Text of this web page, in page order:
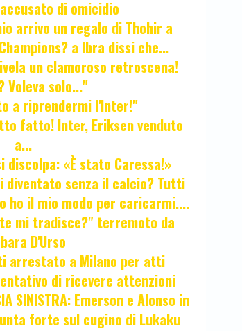
di omicidio
arrivo un regalo di Thohir a
a Ibra dissi che...
un clamoroso retroscena!
Voleva solo..."
a riprendermi l'Inter!"
fatto! Inter, Eriksen venduto
a...
discolpa: «È stato Caressa!»
diventato senza il calcio? Tutti
ho il mio modo per caricarmi....
mi tradisce?" terremoto da
D'Urso
arrestato a Milano per atti
di ricevere attenzioni
SINISTRA: Emerson e Alonso in
forte sul cugino di Lukaku